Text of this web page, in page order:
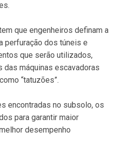
que engenheiros definam a
perfuração dos túneis e
que serão utilizados,
das máquinas escavadoras
“tatuzões”.
encontradas no subsolo, os
para garantir maior
desempenho